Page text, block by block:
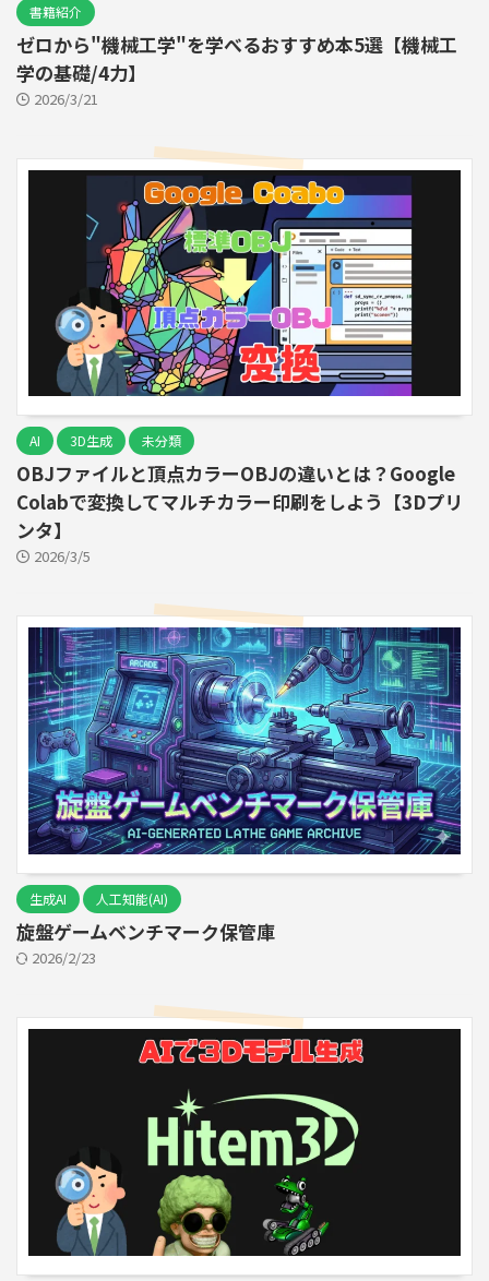
書籍紹介
ゼロから"機械工学"を学べるおすすめ本5選【機械工
学の基礎/4力】
2026/3/21
AI 3D生成 未分類
OBJファイルと頂点カラーOBJの違いとは？Google
Colabで変換してマルチカラー印刷をしよう【3Dプリ
ンタ】
2026/3/5
生成AI 人工知能(AI)
旋盤ゲームベンチマーク保管庫
2026/2/23